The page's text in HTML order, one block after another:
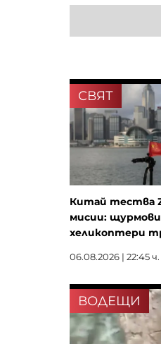
СВЯТ
Китай тества
мисии:
хеликоптери
06.08.2026 | 22:45 ч.
ВОДЕЩИ